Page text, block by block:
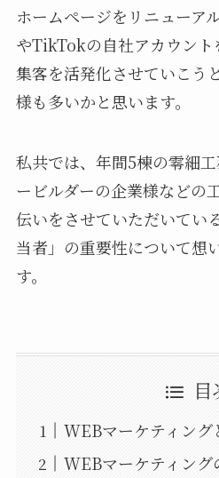
ホームページをリニュー
やTikTokの自社アカウン
集客を活発化させていこう
様も多いかと思います。
私共では、年間5棟の零細
ービルダーの企業様などの
伝いをさせていただいてい
当者」の重要性について想
す。
WEBマーケティング
WEBマーケティング